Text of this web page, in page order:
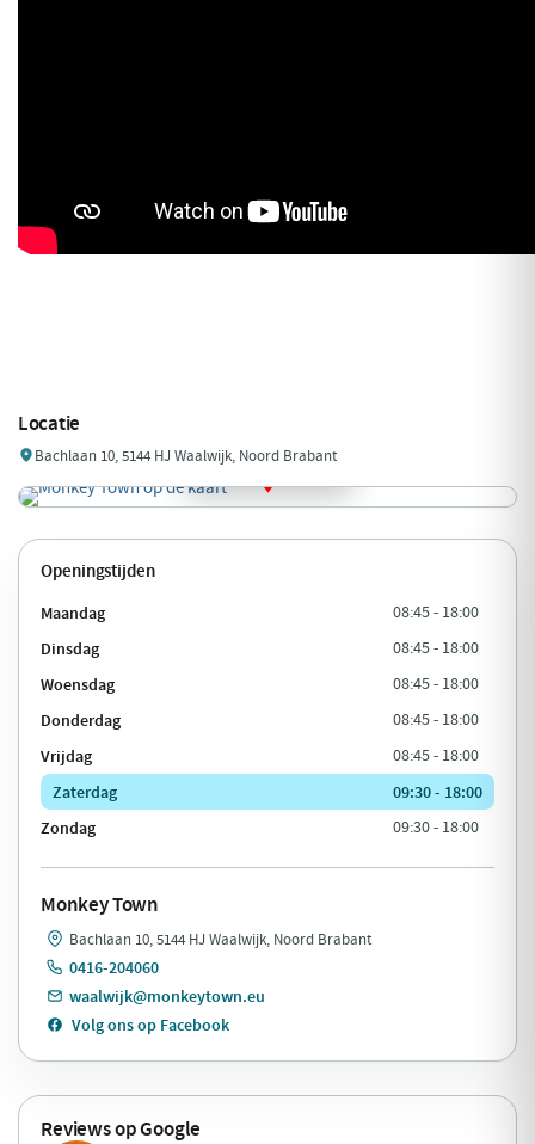
Locatie
Bachlaan 10, 5144 HJ Waalwijk, Noord Brabant
Openingstijden
Maandag 08:45 - 18:00
Dinsdag 08:45 - 18:00
Woensdag 08:45 - 18:00
Donderdag 08:45 - 18:00
Vrijdag 08:45 - 18:00
Zaterdag
09:30 - 18:00
Zondag
09:30 - 18:00
Monkey Town
Bachlaan 10, 5144 HJ Waalwijk, Noord Brabant
0416-204060
waalwijk@monkeytown.eu
Volg ons op Facebook
Reviews op Google